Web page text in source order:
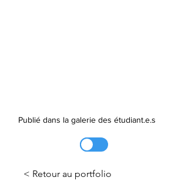
Publié dans la galerie des étudiant.e.s
< Retour au portfolio